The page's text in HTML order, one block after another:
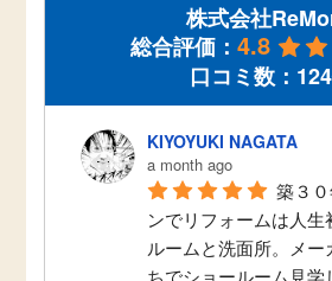
株式会社
総合評価： 4.8
口コミ数：
KIYOYUKI NAGATA
a month ago
築３
ンでリフォームは人生
ルームと洗面所。メ
ちでショールーム見学